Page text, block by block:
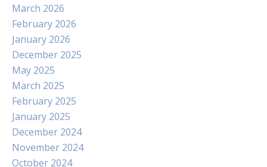
March 2026
February 2026
January 2026
December 2025
May 2025
March 2025
February 2025
January 2025
December 2024
November 2024
October 2024